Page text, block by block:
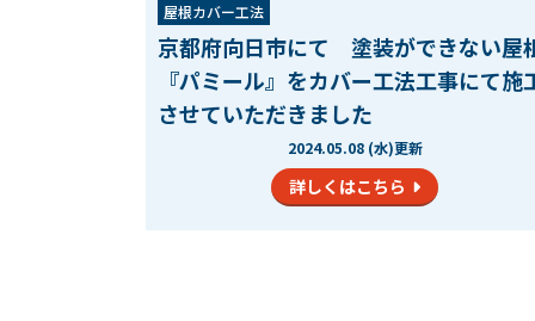
屋根カバー工法
京都府向日市にて 塗装ができない屋
『パミール』をカバー工法工事にて施
させていただきました
2024.05.08 (水)更新
詳しくはこちら